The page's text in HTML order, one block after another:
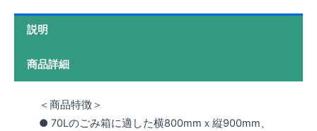
説明
商品詳細
＜商品特徴＞
● 70Lのごみ箱に適した横800mmｘ縦900mm、